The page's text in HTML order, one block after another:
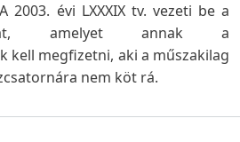
2003. évi LXXXIX tv. vezeti be a
amelyet annak a
kell megfizetni, aki a műszakilag
nem köt rá.